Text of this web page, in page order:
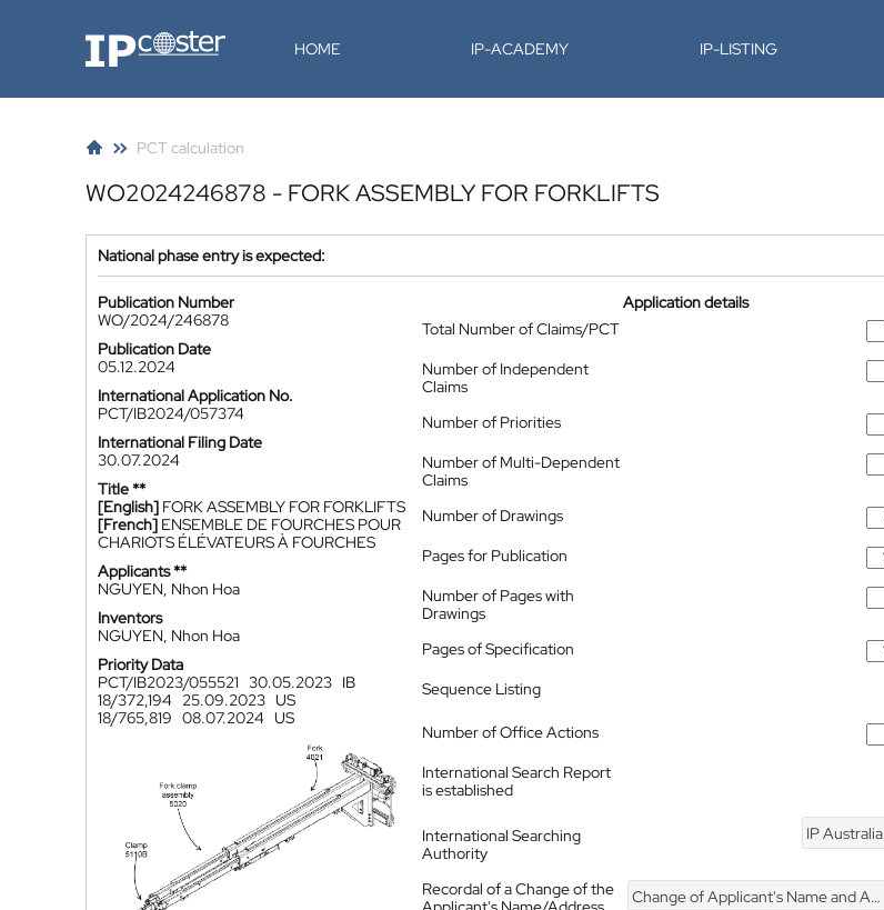
IP-Coster HOME IP-ACADEMY IP-LISTING
PCT calculation
WO2024246878 - FORK ASSEMBLY FOR FORKLIFTS
National phase entry is expected:
Publication Number
WO/2024/246878
Publication Date
05.12.2024
International Application No.
PCT/IB2024/057374
International Filing Date
30.07.2024
Title **
[English] FORK ASSEMBLY FOR FORKLIFTS
[French] ENSEMBLE DE FOURCHES POUR
CHARIOTS ÉLÉVATEURS À FOURCHES
Applicants **
NGUYEN, Nhon Hoa
Inventors
NGUYEN, Nhon Hoa
Priority Data
PCT/IB2023/055521 30.05.2023 IB
18/372,194
25.09.2023 US
18/765,819 08.07.2024 US
Application details
Total Number of Claims/PCT
Number of Independent
Claims
Number of Priorities
Number of Multi-Dependent
Claims
Number of Drawings
Pages for Publication
Number of Pages with
Drawings
Pages of Specification
Sequence Listing
Number of Office Actions
International Search Report
is established
International Searching
Authority
IP Australia
Recordal of a Change of the
Change of Applicant's Name and Address